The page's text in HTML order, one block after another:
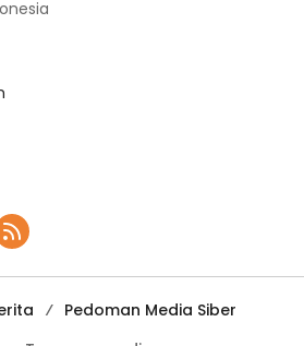
Pedoman Media Siber